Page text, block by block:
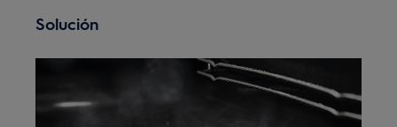
Solución